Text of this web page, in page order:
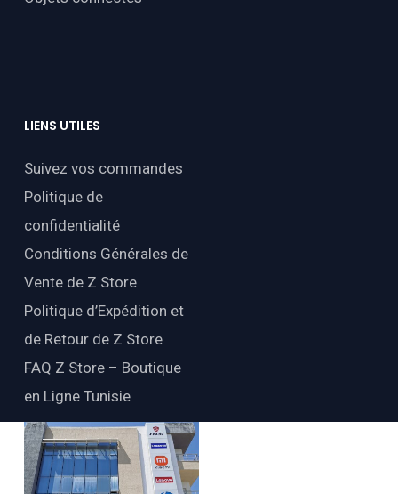
LIENS UTILES
Suivez vos commandes
Politique de
confidentialité
Conditions Générales de
Vente de Z Store
Politique d’Expédition et
de Retour de Z Store
FAQ Z Store – Boutique
en Ligne Tunisie